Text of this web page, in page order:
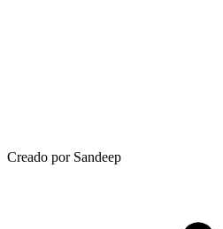
Creado por Sandeep